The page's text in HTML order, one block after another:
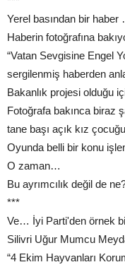
Yerel basından bir haber
Haberin fotoğrafına
“Vatan Sevgisine Engel
sergilenmiş haberden
Bakanlık projesi olduğu
Fotoğrafa bakınca biraz
tane başı açık kız
Oyunda belli bir konu
O zaman…
Bu ayrımcılık değil de
***
Ve… İyi Parti'den örnek
Silivri Uğur Mumcu
“4 Ekim Hayvanları